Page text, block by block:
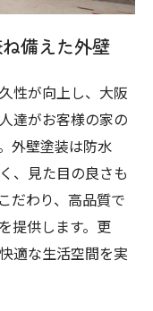
備えた外壁
性が向上し、大阪
達がお客様の家の
外壁塗装は防水
、見た目の良さも
だわり、高品質で
提供します。更
適な生活空間を実